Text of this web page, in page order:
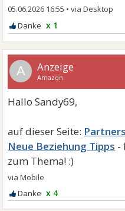
05.06.2026 16:55 •
x 1
A
Neue Beziehung Tipps
x 4